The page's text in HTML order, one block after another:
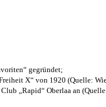
gegründet;
X“ von 1920 (Quelle:
„Rapid“ Oberlaa an